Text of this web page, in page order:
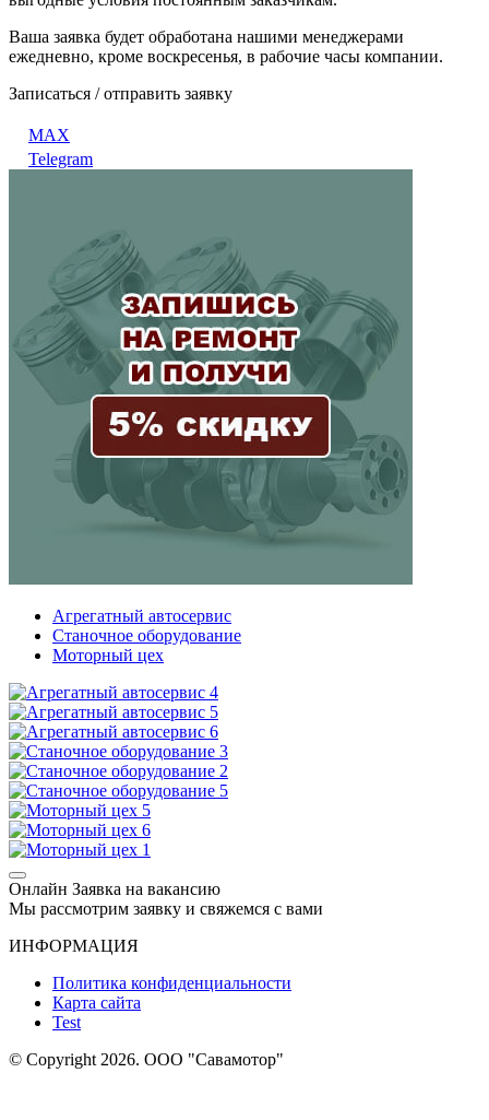
Ваша заявка будет обработана нашими менеджерами
ежедневно, кроме воскресенья, в рабочие часы компании.
Записаться / отправить заявку
MAX
Telegram
Агрегатный автосервис
Станочное оборудование
Моторный цех
Онлайн Заявка на вакансию
Мы рассмотрим заявку и свяжемся с вами
ИНФОРМАЦИЯ
Политика конфиденциальности
Карта сайта
Test
© Copyright 2026. ООО "Савамотор"